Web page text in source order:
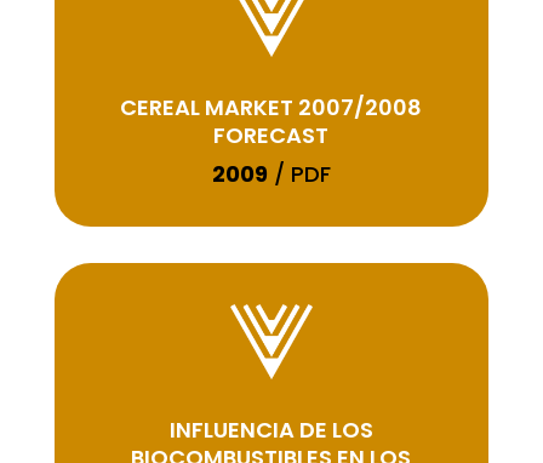
CEREAL MARKET 2007/2008
FORECAST
2009 / PDF
INFLUENCIA DE LOS